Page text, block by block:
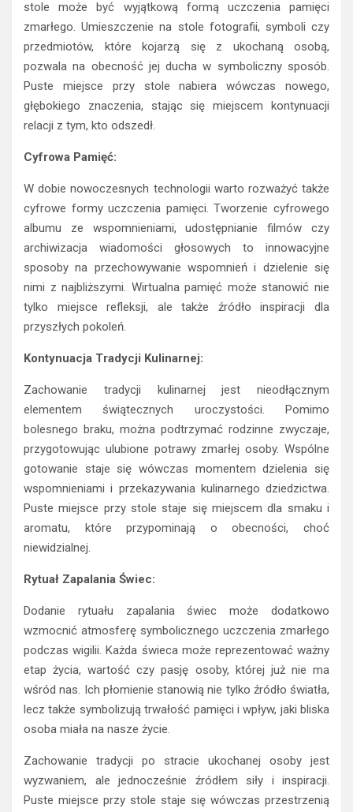
stole może być wyjątkową formą uczczenia pamięci
zmarłego. Umieszczenie na stole fotografii, symboli czy
przedmiotów, które kojarzą się z ukochaną osobą,
pozwala na obecność jej ducha w symboliczny sposób.
Puste miejsce przy stole nabiera wówczas nowego,
głębokiego znaczenia, stając się miejscem kontynuacji
relacji z tym, kto odszedł.
Cyfrowa Pamięć:
W dobie nowoczesnych technologii warto rozważyć także
cyfrowe formy uczczenia pamięci. Tworzenie cyfrowego
albumu ze wspomnieniami, udostępnianie filmów czy
archiwizacja wiadomości głosowych to innowacyjne
sposoby na przechowywanie wspomnień i dzielenie się
nimi z najbliższymi. Wirtualna pamięć może stanowić nie
tylko miejsce refleksji, ale także źródło inspiracji dla
przyszłych pokoleń.
Kontynuacja Tradycji Kulinarnej:
Zachowanie tradycji kulinarnej jest nieodłącznym
elementem świątecznych uroczystości. Pomimo
bolesnego braku, można podtrzymać rodzinne zwyczaje,
przygotowując ulubione potrawy zmarłej osoby. Wspólne
gotowanie staje się wówczas momentem dzielenia się
wspomnieniami i przekazywania kulinarnego dziedzictwa.
Puste miejsce przy stole staje się miejscem dla smaku i
aromatu, które przypominają o obecności, choć
niewidzialnej.
Rytuał Zapalania Świec:
Dodanie rytuału zapalania świec może dodatkowo
wzmocnić atmosferę symbolicznego uczczenia zmarłego
podczas wigilii. Każda świeca może reprezentować ważny
etap życia, wartość czy pasję osoby, której już nie ma
wśród nas. Ich płomienie stanowią nie tylko źródło światła,
lecz także symbolizują trwałość pamięci i wpływ, jaki bliska
osoba miała na nasze życie.
Zachowanie tradycji po stracie ukochanej osoby jest
wyzwaniem, ale jednocześnie źródłem siły i inspiracji.
Puste miejsce przy stole staje się wówczas przestrzenią